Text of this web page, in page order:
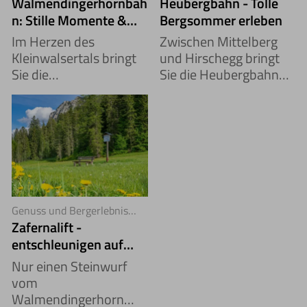
n: Stille Momente &
starke Ausblicke
Im Herzen des
Kleinwalsertals bringt
Sie die
Walmendingerhornbah
n auf knapp
2.000 Meter und mitten
hinein in eine Welt aus
Panorama, alpiner
Ruhe &
Entschleunigung.
Bergsommer erleben
Zwischen Mittelberg
und Hirschegg bringt
Sie die Heubergbahn
Genuss und Bergerlebnis
ganz nah
Zafernalift -
entschleunigen auf
1.450 Höhenmetern
Nur einen Steinwurf
vom
Walmendingerhorn